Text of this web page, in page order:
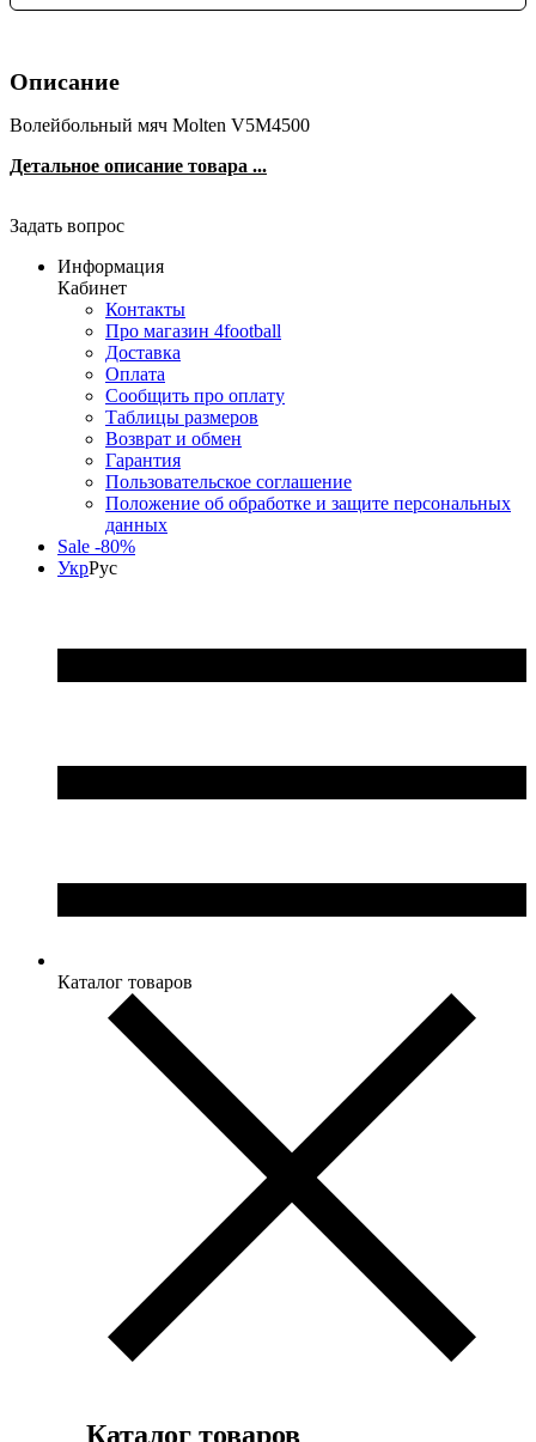
Описание
Волейбольный мяч Molten V5M4500
Детальное описание товара ...
Задать вопрос
Информация
Кабинет
Контакты
Про магазин 4football
Доставка
Оплата
Сообщить про оплату
Таблицы размеров
Возврат и обмен
Гарантия
Пользовательское соглашение
Положение об обработке и защите персональных
данных
Sale -80%
УкрРус
Каталог товаров
Каталог товаров